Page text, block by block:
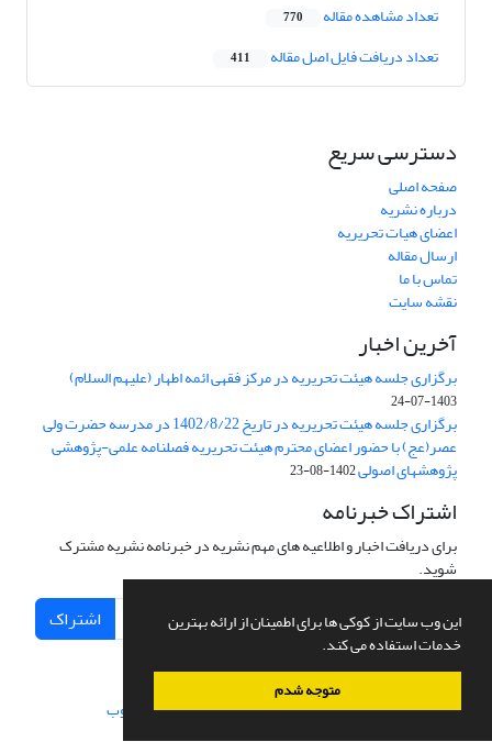
این وب سایت از کوکی ها برای اطمینان از ارائه بهترین
خدمات استفاده می کند.
متوجه شدم
تعداد مشاهده مقاله 770
تعداد دریافت فایل اصل مقاله 411
دسترسی سریع
صفحه اصلی
درباره نشریه
اعضای هیات تحریریه
ارسال مقاله
تماس با ما
نقشه سایت
آخرین اخبار
برگزاری جلسه هیئت تحریریه در مرکز فقهی ائمه اطهار (علیهم السلام)
1403-07-24
برگزاری جلسه هیئت تحریریه در تاریخ 1402/8/22 در مدرسه حضرت ولی
عصر(عج) با حضور اعضای محترم هیئت تحریریه فصلنامه علمی-پژوهشی
پژوهشهای اصولی1402-08-23
اشتراک خبرنامه
برای دریافت اخبار و اطلاعیه های مهم نشریه در خبرنامه نشریه مشترک
شوید.
اشتراک
سامانه مدیریت نشریات علمی.طراحی و پیاده سازی از سیناوب